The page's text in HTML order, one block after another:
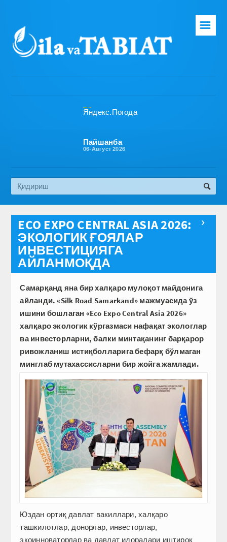
Бош саҳифа
Эко медиа
☰
Пайшанба
06-Август 2026

ECO EXPO CENTRAL ASIA 2026:
ЭКОЛОГИК ҒОЯЛАР
ИНВЕСТИЦИЯГА
АЙЛАНМОҚДА
Самарқанд яна бир халқаро мулоқот майдонига
айланди. «Silk Road Samarkand» мажмуасида ўз
ишини бошлаган «Eco Expo Central Asia 2026»
халқаро экологик кўргазмаси нафақат экологлар
ва инвесторларни, балки минтақанинг барқарор
ривожланиш истиқболларига бефарқ бўлмаган
минглаб мутахассисларни бир жойга жамлади.
Юздан ортиқ давлат вакиллари, халқаро
ташкилотлар, донорлар, инвесторлар,
экоинноваторлар ва давлат идоралари иштирок